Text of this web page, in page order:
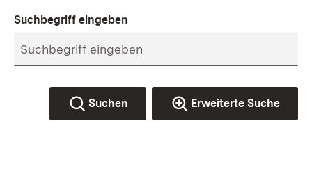
Suchbegriff eingeben
Suchen Erweiterte Suche